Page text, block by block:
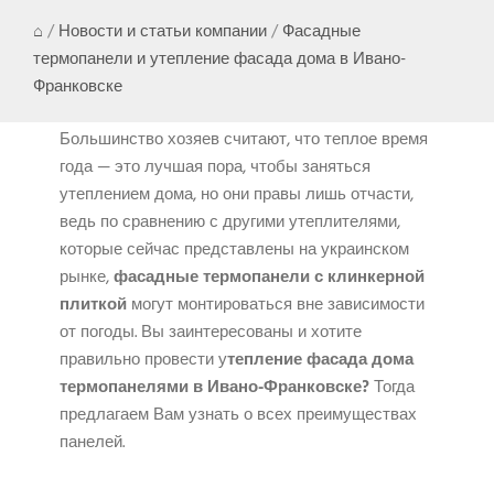
⌂ /Новости и статьи компании/Фасадные
термопанели и утепление фасада дома в Ивано-
Франковске
Большинство хозяев считают, что теплое время
года — это лучшая пора, чтобы заняться
утеплением дома, но они правы лишь отчасти,
ведь по сравнению с другими утеплителями,
которые сейчас представлены на украинском
рынке,фасадныетермопанели с клинкерной
плиткой могут монтироваться вне зависимости
от погоды. Вы заинтересованы и хотите
правильно провести утепление фасада дома
термопанелями в Ивано-Франковске?Тогда
предлагаем Вам узнать о всех преимуществах
панелей.